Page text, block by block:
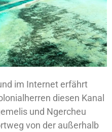
im Internet erfährt
diesen Kanal
und Ngercheu
von der außerhalb